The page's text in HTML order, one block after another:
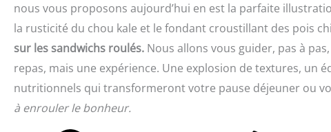
nous vous proposons aujourd’hui en est la parfaite
la rusticité du chou kale et le fondant croustillant des pois
sur les sandwichs roulés. Nous allons vous guider, pas à
repas, mais une expérience. Une explosion de textures, un
nutritionnels qui transformeront votre pause déjeuner ou
à enrouler le bonheur.